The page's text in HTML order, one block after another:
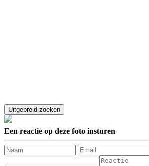
Een reactie op deze foto insturen